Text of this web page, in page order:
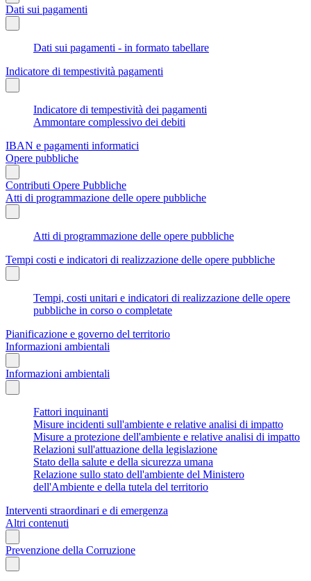
Dati sui pagamenti
Dati sui pagamenti - in formato tabellare
Indicatore di tempestività pagamenti
Indicatore di tempestività dei pagamenti
Ammontare complessivo dei debiti
IBAN e pagamenti informatici
Opere pubbliche
Contributi Opere Pubbliche
Atti di programmazione delle opere pubbliche
Atti di programmazione delle opere pubbliche
Tempi costi e indicatori di realizzazione delle opere pubbliche
Tempi, costi unitari e indicatori di realizzazione delle opere
pubbliche in corso o completate
Pianificazione e governo del territorio
Informazioni ambientali
Informazioni ambientali
Fattori inquinanti
Misure incidenti sull'ambiente e relative analisi di impatto
Misure a protezione dell'ambiente e relative analisi di impatto
Relazioni sull'attuazione della legislazione
Stato della salute e della sicurezza umana
Relazione sullo stato dell'ambiente del Ministero
dell'Ambiente e della tutela del territorio
Interventi straordinari e di emergenza
Altri contenuti
Prevenzione della Corruzione